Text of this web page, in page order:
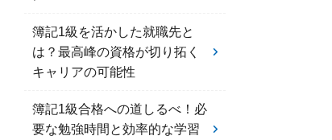
簿記1級を活かした就職先と
は？最高峰の資格が切り拓く
キャリアの可能性
簿記1級合格への道しるべ！必
要な勉強時間と効率的な学習